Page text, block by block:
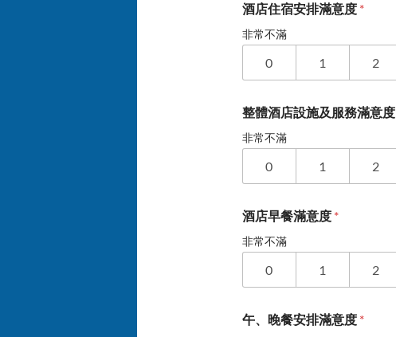
酒店住宿安排滿意度 *
非常不滿
0 1 2
整體酒店設施及服務滿意度
非常不滿
0 1 2
酒店早餐滿意度 *
非常不滿
0 1 2
午、晚餐安排滿意度 *